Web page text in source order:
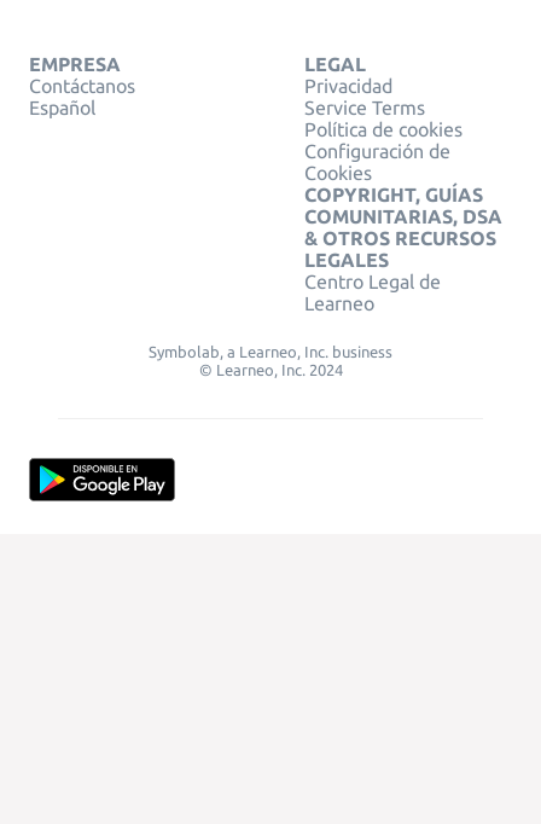
EMPRESA
Contáctanos
Español
LEGAL
Privacidad
Service Terms
Política de cookies
Configuración de
Cookies
COPYRIGHT, GUÍAS
COMUNITARIAS, DSA
& OTROS RECURSOS
LEGALES
Centro Legal de
Learneo
Symbolab, a Learneo, Inc. business
© Learneo, Inc. 2024